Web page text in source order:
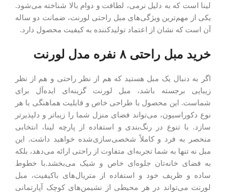
لینا است که به دلیل نرمی، لطافت و دوام بالا شناخته می‌شود.
یکی از مهم‌ترین ویژگی‌های مبل راحتی لورنت، ضمانت دو ساله
آن است که نشان از اعتماد تولیدکننده به کیفیت محصول دارد.
خرید مبل راحتی ۸ نفره مدل لورنت
اگر به دنبال یک مبل هستید که هم از نظر راحتی و هم از نظر
زیبایی‌ برجسته باشد، مبل لورنت گزینه‌ای ایده‌آل برای
شماست. این محصول با طراحی خاص و قابلیت هماهنگی با هر
نوع دکوراسیون، می‌تواند فضای منزل شما را زیباتر و دلپذیرتر
سازد. با تنوع در رنگ‌بندی و استفاده از پارچه لینا، انتخابی
منحصر به فرد و کاملاً شخصی‌سازی‌شده خواهید داشت. این
مبل نه تنها به شما تجربه‌ای متفاوت از راحتی ارائه می‌دهد، بلکه
به فضای خانه‌تان جلوه‌ای خاص و شیک می‌بخشد.با خطوط
ساده و ظریف خود و استفاده از متریال‌های باکیفیت، مبل
لورنت می‌تواند در هر محیطی از نشیمن‌های کوچک آپارتمانی